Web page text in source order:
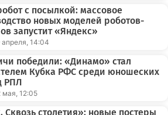
с посылкой: массовое
новых моделей роботов-
запустит «Яндекс»
апреля, 14:04
победили: «Динамо» стал
Кубка РФС среди юношеских
РПЛ
мая, 12:05
Сквозь столетия»: новые постеры